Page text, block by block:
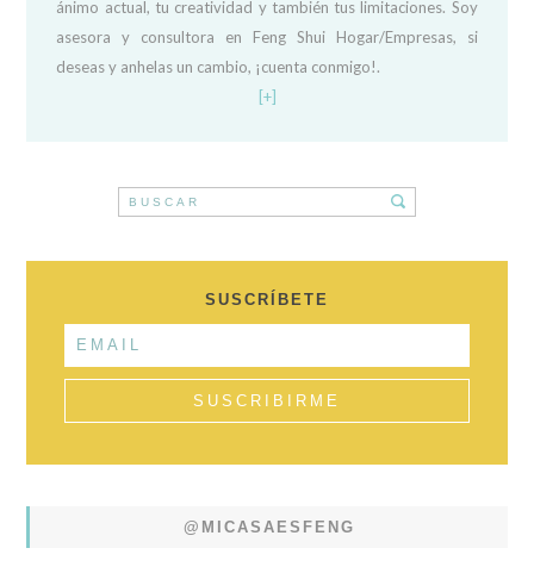
ánimo actual, tu creatividad y también tus limitaciones. Soy
asesora y consultora en Feng Shui Hogar/Empresas, si
deseas y anhelas un cambio, ¡cuenta conmigo!.
[+]
SUSCRÍBETE
@MICASAESFENG